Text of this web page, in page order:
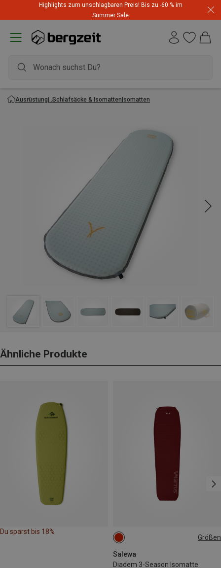
Highlights zum unschlagbaren Preis! Bis zu -60 % im
Summer Sale
Ausrüstung Schlafsäcke & IsomattenIsomatten
Ähnliche Produkte
Du sparst bis 18%
Größen
Salewa
Diadem 3-Season Isomatte
183X51CM